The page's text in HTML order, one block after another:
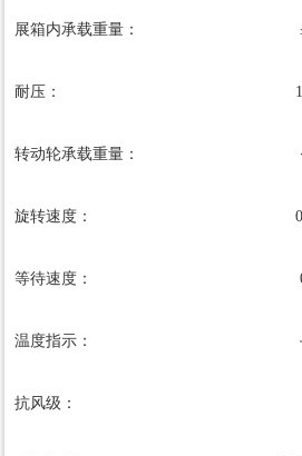
展箱内承载重量：
耐压： 1500V/
转动轮承载重量： <
旋转速度： 0.45～
等待速度： 0.3～
温度指示： －30℃
抗风级：